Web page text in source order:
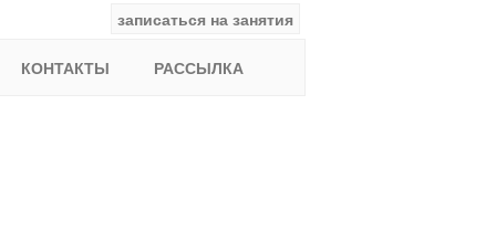
записаться на занятия
КОНТАКТЫ РАССЫЛКА